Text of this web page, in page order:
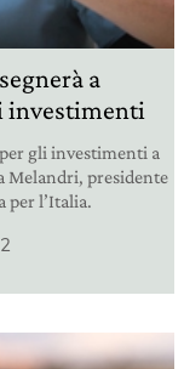
a
investimenti
gli investimenti a
Melandri, presidente
per l’Italia.